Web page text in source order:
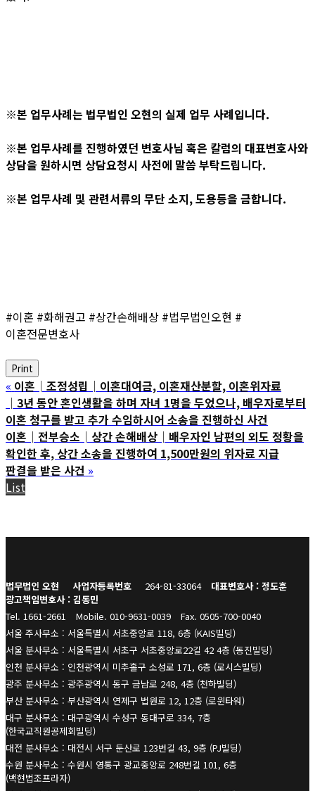
※본 업무사례는 법무법인 오현의 실제 업무 사례입니다.
※본 업무사례를 진행하였던 변호사님 혹은 칼럼의 대표변호사와
상담을 원하시면 상담요청시 사전에 말씀 부탁드립니다.
※본 업무사례 및 관련서류의 무단 소지, 도용등을 금합니다.
#이혼 #화해권고 #상간손해배상 #법무법인오현 #
이혼전문변호사
Print
« 이혼│조정성립│이혼대여금, 이혼재산분할, 이혼위자료
│3년 동안 혼인생활을 하며 자녀 1명을 두었으나, 배우자로부터
이혼 청구를 받고 추가 수임하시어 소송을 진행하신 사건
이혼│전부승소│상간 손해배상│배우자인 남편의 외도 정황을
확인한 후, 상간 소송을 진행하여 1,500만원의 위자료 지급
판결을 받은 사건 »
List
법무법인 오현 사업자등록번호 264-81-33064
대표변호사 : 정도훈
광고책임변호사 : 김동민
Tel. 1661-2661
Mobile. 010-9631-0039
Fax. 0505-700-0040
서울 주사무소 : 서울특별시 서초중앙로 118, 6층 (KAIS빌딩)
서울 분사무소 : 서울특별시 서초구 서초중앙로22길 42 4층 (동진빌딩)
인천 분사무소 : 인천광역시 미추홀구 소성로 171, 6층 (로시스빌딩)
광주 분사무소 : 광주광역시 동구 금남로 248, 4층 (천하빌딩)
부산 분사무소 : 부산광역시 연제구 법원로 12, 12층 (로윈타워)
대구 분사무소 : 대구광역시 수성구 동대구로 334, 7층
(한국교직원공제회빌딩)
대전 분사무소 : 대전시 서구 둔산로 123번길 43, 9층 (PJ빌딩)
수원 분사무소 : 수원시 영통구 광교중앙로 248번길 101, 6층
(백현법조프라자)